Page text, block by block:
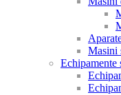
Masini
Echipamente